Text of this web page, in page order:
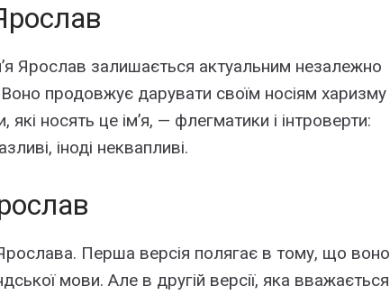
Ярослав залишається актуальним незалежно
продовжує дарувати своїм носіям харизму
носять це ім’я, — флегматики і інтроверти:
іноді неквапливі.
Ярослава. Перша версія полягає в тому, що воно
мови. Але в другій версії, яка вважається